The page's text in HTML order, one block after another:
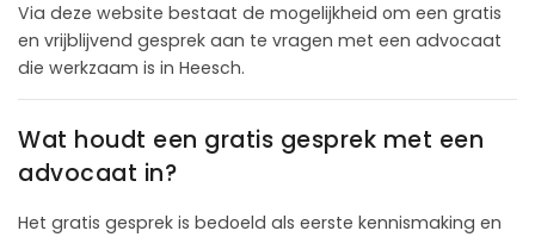
Via deze website bestaat de mogelijkheid om een gratis
en vrijblijvend gesprek aan te vragen met een advocaat
die werkzaam is in Heesch.
Wat houdt een gratis gesprek met een
advocaat in?
Het gratis gesprek is bedoeld als eerste kennismaking en